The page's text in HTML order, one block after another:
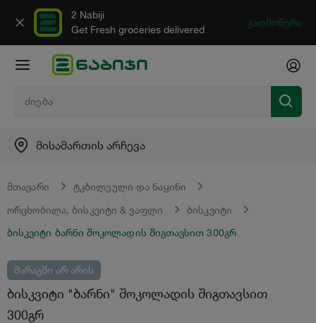
2 Nabiji
Get Fresh groceries delivered
გადმოწერა
მისამართის არჩევა
მთავარი ტკბილეული და ნაყინი
ორცხობილა, ბისკვიტი & ვაფლი
ბისკვიტი
ბისკვიტი ბარნი შოკოლადის შიგთავსით 300გრ
მარაგში არ არის
ბისკვიტი "ბარნი" შოკოლადის შიგთავსით
300გრ